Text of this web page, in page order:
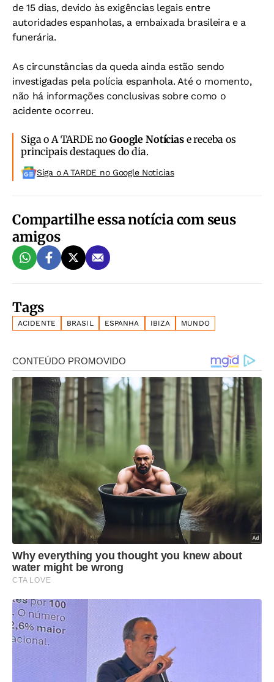
de 15 dias, devido às exigências legais entre
autoridades espanholas, a embaixada brasileira e a
funerária.
As circunstâncias da queda ainda estão sendo
investigadas pela polícia espanhola. Até o momento,
não há informações conclusivas sobre como o
acidente ocorreu.
Siga o A TARDE noGoogle Notíciase receba os
principais destaques do dia.
Siga o A TARDE no Google Noticias
Compartilhe essa notícia com seus
amigos
Tags
ACIDENTE BRASIL ESPANHA IBIZA MUNDO